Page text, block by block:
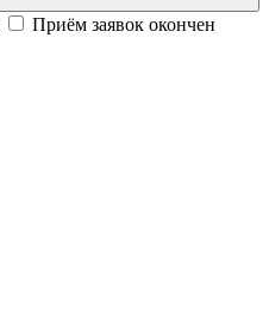
Приём заявок окончен